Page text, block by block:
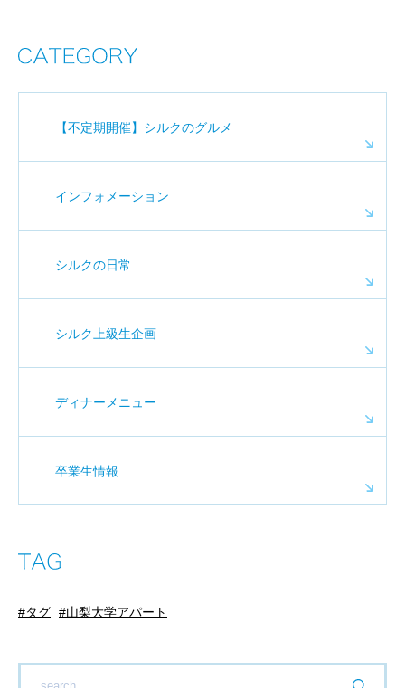
【不定期開催】シルクのグルメ
インフォメーション
シルクの日常
シルク上級生企画
ディナーメニュー
卒業生情報
タグ 山梨大学アパート